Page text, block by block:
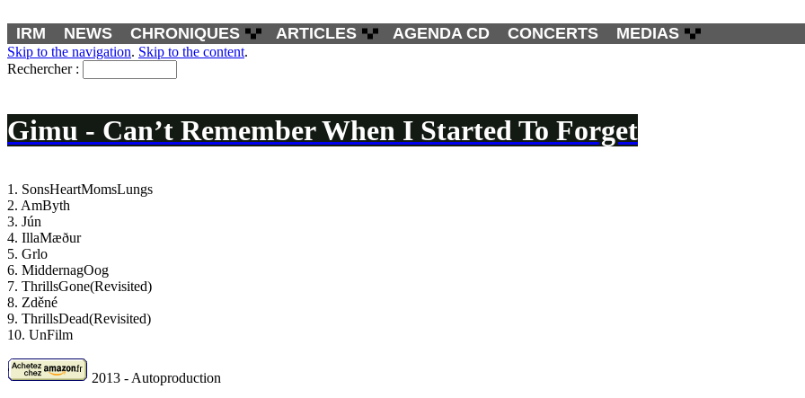
IRM NEWS CHRONIQUES ARTICLES AGENDA CD CONCERTS MEDIAS
Skip to the navigation. Skip to the content.
Rechercher :
Gimu - Can’t Remember When I Started To Forget
1. SonsHeartMomsLungs
2. AmByth
3. Jún
4. IllaMæður
5. Grlo
6. MiddernagOog
7. ThrillsGone(Revisited)
8. Zděné
9. ThrillsDead(Revisited)
10. UnFilm
2013 - Autoproduction